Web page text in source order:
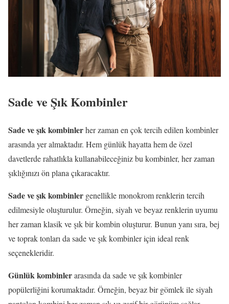
Sade ve Şık Kombinler
Sade ve şık kombinlerher zaman en çok tercih edilen kombinler
arasında yer almaktadır. Hem günlük hayatta hem de özel
davetlerde rahatlıkla kullanabileceğiniz bu kombinler, her zaman
şıklığınızı ön plana çıkaracaktır.
Sade ve şık kombinler genellikle monokrom renklerin tercih
edilmesiyle oluşturulur. Örneğin, siyah ve beyaz renklerin uyumu
her zaman klasik ve şık bir kombin oluşturur. Bunun yanı sıra, bej
ve toprak tonları da sade ve şık kombinler için ideal renk
seçenekleridir.
Günlük kombinlerarasında da sade ve şık kombinler
popülerliğini korumaktadır. Örneğin, beyaz bir gömlek ile siyah